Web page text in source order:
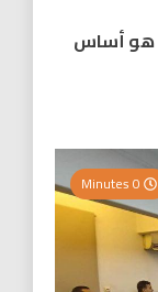
هو أساس